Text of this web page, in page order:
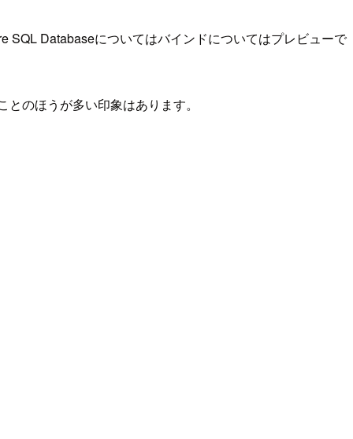
SQL Databaseについてはバインドについてはプレビューで
のほうが多い印象はあります。